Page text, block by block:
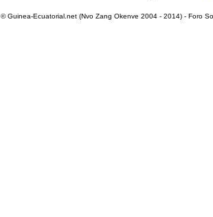
© Guinea-Ecuatorial.net (Nvo Zang Okenve 2004 - 2014) - Foro